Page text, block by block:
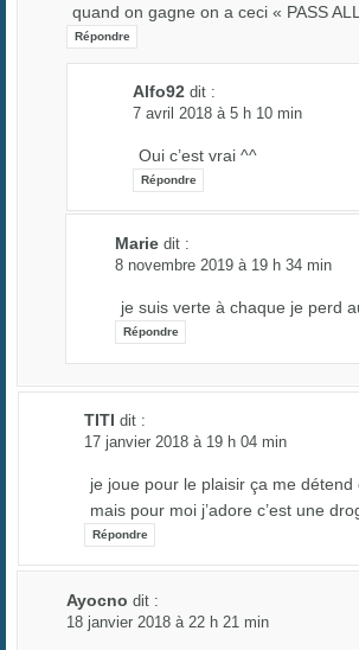
quand on gagne on a ceci « PASS
Répondre
Alfo92 dit :
7 avril 2018 à 5 h 10 min
Oui c’est vrai ^^
Répondre
Marie dit :
8 novembre 2019 à 19 h 34 min
je suis verte à chaque je perd
Répondre
TITI dit :
17 janvier 2018 à 19 h 04 min
je joue pour le plaisir ça me détend
mais pour moi j’adore c’est une
Répondre
Ayocno dit :
18 janvier 2018 à 22 h 21 min